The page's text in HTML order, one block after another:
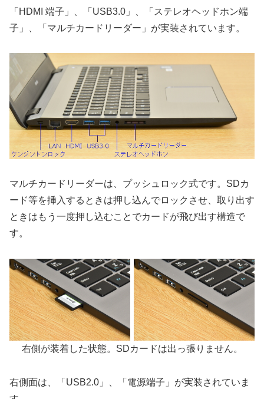
「HDMI 端子」、「USB3.0」、「ステレオヘッドホン端
子」、「マルチカードリーダー」が実装されています。
マルチカードリーダーは、プッシュロック式です。SDカ
ード等を挿入するときは押し込んでロックさせ、取り出す
ときはもう一度押し込むことでカードが飛び出す構造で
す。
右側が装着した状態。SDカードは出っ張りません。
右側面は、「USB2.0」、「電源端子」が実装されていま